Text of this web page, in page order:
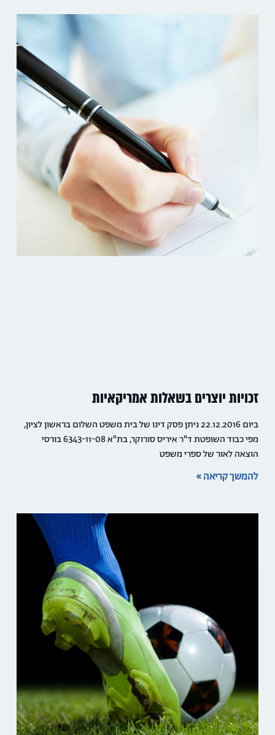
זכויות יוצרים בשאלות אמריקאיות
ביום 22.12.2016 ניתן פסק דינו של בית משפט השלום בראשון לציון,
מפי כבוד השופטת ד"ר איריס סורוקר, בת"א 6343-11-08 בורסי
הוצאה לאור של ספרי משפט
להמשך קריאה »